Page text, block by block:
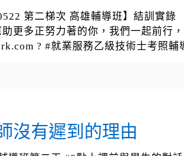
第二梯次 高雄輔導班】結訓實
更多正努力著的你，我們一起前行
? #就業服務乙級技術士考照輔
沒有遲到的理由